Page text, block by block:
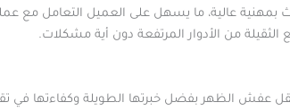
بمهنية عالية، ما يسهل على العميل التعامل مع
من الأدوار المرتفعة دون أية مشكلات.
الظهر بفضل خبرتها الطويلة وكفاءتها في